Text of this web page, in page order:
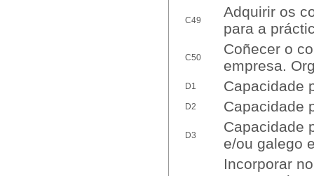
C49
Adquirir os
para a
C50
Coñecer o
empresa.
D1 Capacidade
D2 Capacidade
D3
Capacidade
e/ou galego
Incorporar